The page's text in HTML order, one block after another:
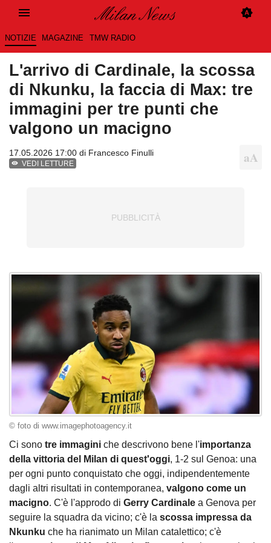
NOTIZIE MAGAZINE TMW RADIO
L'arrivo di Cardinale, la scossa
di Nkunku, la faccia di Max: tre
immagini per tre punti che
valgono un macigno
17.05.2026 17:00 di Francesco Finulli
VEDI LETTURE
© foto di www.imagephotoagency.it
Ci sono tre immagini che descrivono bene l'importanza
della vittoria del Milan di quest'oggi, 1-2 sul Genoa: una
per ogni punto conquistato che oggi, indipendentemente
dagli altri risultati in contemporanea, valgono come un
macigno. C'è l'approdo di Gerry Cardinale a Genova per
seguire la squadra da vicino; c'è la scossa impressa da
Nkunku che ha rianimato un Milan catalettico; c'è